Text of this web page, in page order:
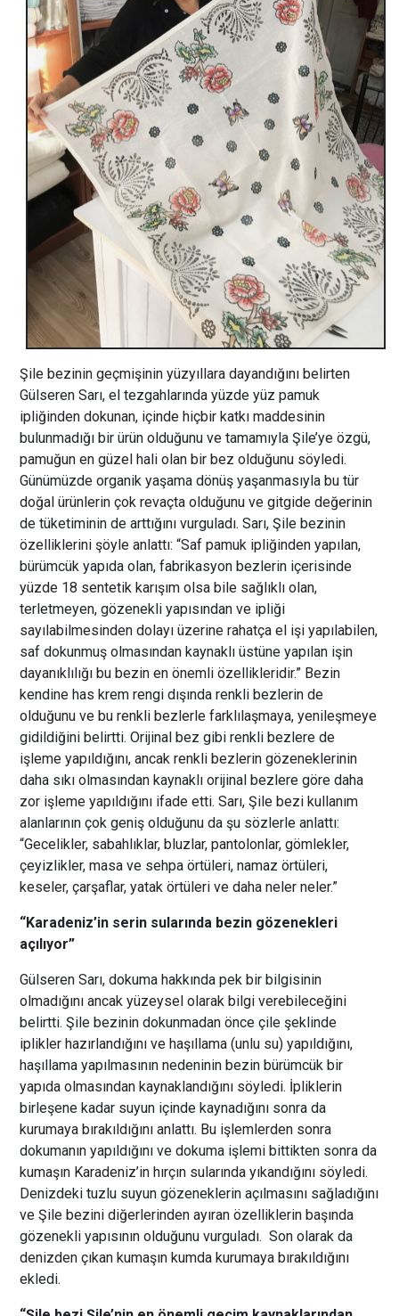
Şile bezinin geçmişinin yüzyıllara dayandığını belirten
Gülseren Sarı, el tezgahlarında yüzde yüz pamuk
ipliğinden dokunan, içinde hiçbir katkı maddesinin
bulunmadığı bir ürün olduğunu ve tamamıyla Şile’ye özgü,
pamuğun en güzel hali olan bir bez olduğunu söyledi.
Günümüzde organik yaşama dönüş yaşanmasıyla bu tür
doğal ürünlerin çok revaçta olduğunu ve gitgide değerinin
de tüketiminin de arttığını vurguladı. Sarı, Şile bezinin
özelliklerini şöyle anlattı: “Saf pamuk ipliğinden yapılan,
bürümcük yapıda olan, fabrikasyon bezlerin içerisinde
yüzde 18 sentetik karışım olsa bile sağlıklı olan,
terletmeyen, gözenekli yapısından ve ipliği
sayılabilmesinden dolayı üzerine rahatça el işi yapılabilen,
saf dokunmuş olmasından kaynaklı üstüne yapılan işin
dayanıklılığı bu bezin en önemli özellikleridir.” Bezin
kendine has krem rengi dışında renkli bezlerin de
olduğunu ve bu renkli bezlerle farklılaşmaya, yenileşmeye
gidildiğini belirtti. Orijinal bez gibi renkli bezlere de
işleme yapıldığını, ancak renkli bezlerin gözeneklerinin
daha sıkı olmasından kaynaklı orijinal bezlere göre daha
zor işleme yapıldığını ifade etti. Sarı, Şile bezi kullanım
alanlarının çok geniş olduğunu da şu sözlerle anlattı:
“Gecelikler, sabahlıklar, bluzlar, pantolonlar, gömlekler,
çeyizlikler, masa ve sehpa örtüleri, namaz örtüleri,
keseler, çarşaflar, yatak örtüleri ve daha neler neler.”
“Karadeniz’in serin sularında bezin gözenekleri
açılıyor”
Gülseren Sarı, dokuma hakkında pek bir bilgisinin
olmadığını ancak yüzeysel olarak bilgi verebileceğini
belirtti. Şile bezinin dokunmadan önce çile şeklinde
iplikler hazırlandığını ve haşıllama (unlu su) yapıldığını,
haşıllama yapılmasının nedeninin bezin bürümcük bir
yapıda olmasından kaynaklandığını söyledi. İpliklerin
birleşene kadar suyun içinde kaynadığını sonra da
kurumaya bırakıldığını anlattı. Bu işlemlerden sonra
dokumanın yapıldığını ve dokuma işlemi bittikten sonra da
kumaşın Karadeniz’in hırçın sularında yıkandığını söyledi.
Denizdeki tuzlu suyun gözeneklerin açılmasını sağladığını
ve Şile bezini diğerlerinden ayıran özelliklerin başında
gözenekli yapısının olduğunu vurguladı. Son olarak da
denizden çıkan kumaşın kumda kurumaya bırakıldığını
ekledi.